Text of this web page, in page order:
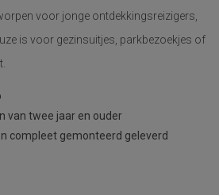
voor jonge ontdekkingsreizigers,
is voor gezinsuitjes, parkbezoekjes of
van twee jaar en ouder
compleet gemonteerd geleverd